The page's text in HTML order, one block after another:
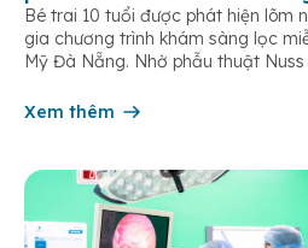
Bé trai 10 tuổi được phát hiện lõm
gia chương trình khám sàng lọc
Mỹ Đà Nẵng. Nhờ phẫu thuật
ngày điều trị. Lõm ngực […]
Xem thêm